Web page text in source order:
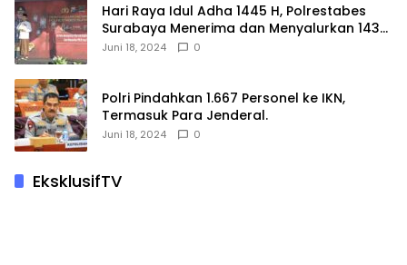
Hari Raya Idul Adha 1445 H, Polrestabes
Surabaya Menerima dan Menyalurkan 143
Hewan Kurban
Juni 18, 2024 0
Polri Pindahkan 1.667 Personel ke IKN,
Termasuk Para Jenderal.
Juni 18, 2024 0
EksklusifTV